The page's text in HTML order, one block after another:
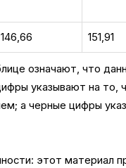
146,66 151,91
означают, что
указывают на то,
а черные цифры
этот материал